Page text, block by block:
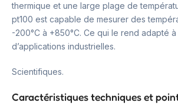
thermique et une large plage de
pt100 est capable de mesurer des
-200°C à +850°C. Ce qui le rend adapté
d’applications industrielles.
Scientifiques.
Caractéristiques techniques et